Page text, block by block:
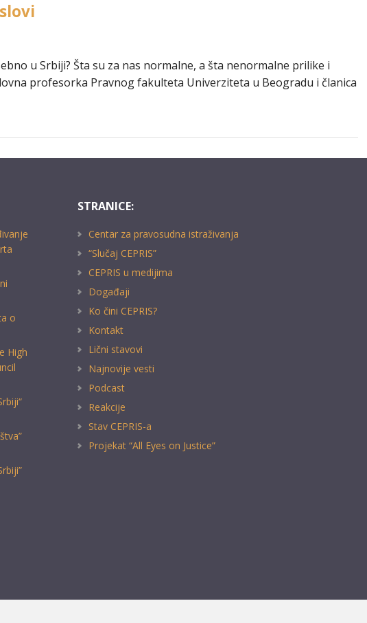
u Srbiji? Šta su za nas normalne, a šta nenormalne prilike i
profesorka Pravnog fakulteta Univerziteta u Beogradu i članica
o
High
STRANICE:
Centar za pravosudna istraživanja
“Slučaj CEPRIS”
CEPRIS u medijima
Događaji
Ko čini CEPRIS?
Kontakt
Lični stavovi
Najnovije vesti
Podcast
Reakcije
Stav CEPRIS-a
Projekat “All Eyes on Justice”